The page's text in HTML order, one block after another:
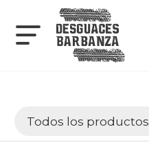
Todos los productos